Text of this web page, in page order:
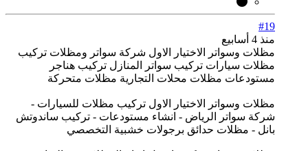
#19
منذ 4 أسابيع
مظلات وسواتر الاختيار الاول شركة سواتر ومظلات تركيب
مظلات سيارات تركيب سواتر المنازل تركيب هناجر
مستودعات مظلات محلات التجارية مظلات متحركة
مظلات وسواتر الاختيار الاول تركيب مظلات للسيارات -
شركة سواتر الرياض - انشاء مستودعات - تركيب ساندوتش
بانل - مظلات حدائق برجولات خشبية التخصصي